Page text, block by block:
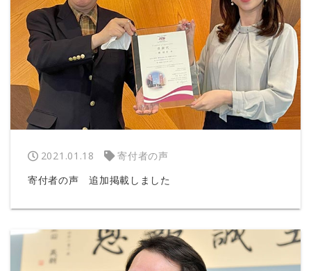
2021.01.18
寄付者の声
寄付者の声 追加掲載しました